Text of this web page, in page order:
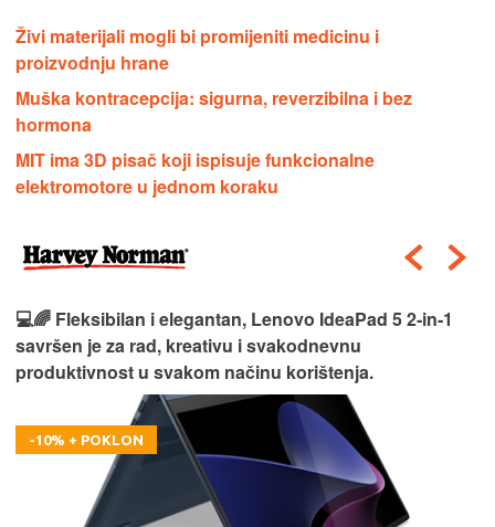
Živi materijali mogli bi promijeniti medicinu i
proizvodnju hrane
Muška kontracepcija: sigurna, reverzibilna i bez
hormona
MIT ima 3D pisač koji ispisuje funkcionalne
elektromotore u jednom koraku
💻🌈 Fleksibilan i elegantan, Lenovo IdeaPad 5 2‑in‑1
savršen je za rad, kreativu i svakodnevnu
produktivnost u svakom načinu korištenja.
-10% + POKLON